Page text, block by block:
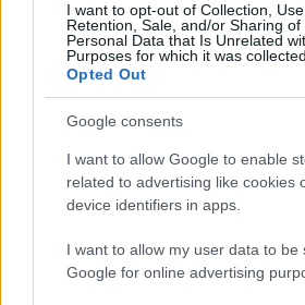
I want to opt-out of Collection, Use,
Retention, Sale, and/or Sharing of
Personal Data that Is Unrelated
Purposes for which it was collected.
Opted Out
Google consents
I want to allow Google to enable
related to advertising like cookies
device identifiers in apps.
I want to allow my user data to be
Google for online advertising
1961 és 1968 között Zal Yanovsky
én, gyomorrák következtében hunyt el